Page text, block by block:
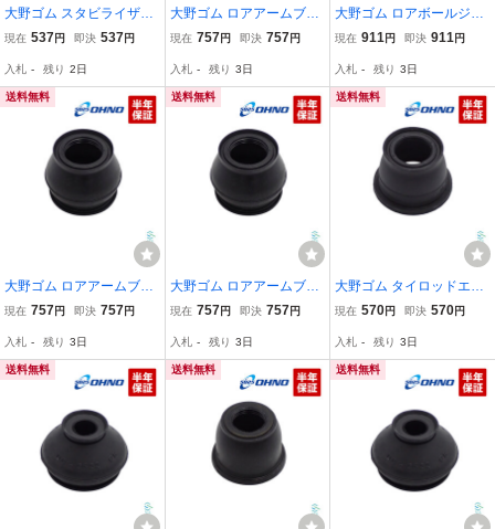
大野ゴム スタビライザー
リンクブーツ RVR アイ
ミニカ ランサー ミラージ
ュ ゴム カバー DC-2668
現在 537円 即決 537円
入札 - 残り 2日
大野ゴム ロアアームブー
ツ トヨタ ハリアー プリ
ティマ カムリ ゴム 交換
出荷締切18時
現在 757 円 即決 757 円
入札 - 残り 3日
大野ゴム ロアボールジョ
イントブーツ bB ヴィッ
ト プロボックス スペイド
ファンカーゴ プラッツ
現在 911円 即決 911円
入札 - 残り 3日
送料無料
大野ゴム ロアアームブー
ツ イスズ いすゞ エルフ
ゴム 交換 ブッシュ 出荷
締切18時
現在 757円 即決 757円
入札 - 残り 3日
送料無料
大野ゴム ロアアームブー
ツ スバル サンバー ソル
S710B XEAM ゴム 交換
ブッシュ
現在 757 円 即決 757 円
入札 - 残り 3日
送料無料
大野ゴム タイロッドエン
ドカバー スバル サンバー
201J S211J S331B S201
J S211J S500J S510J
現在 570円 即決 570円
入札 - 残り 3日
送料無料 送料無料 送料無料